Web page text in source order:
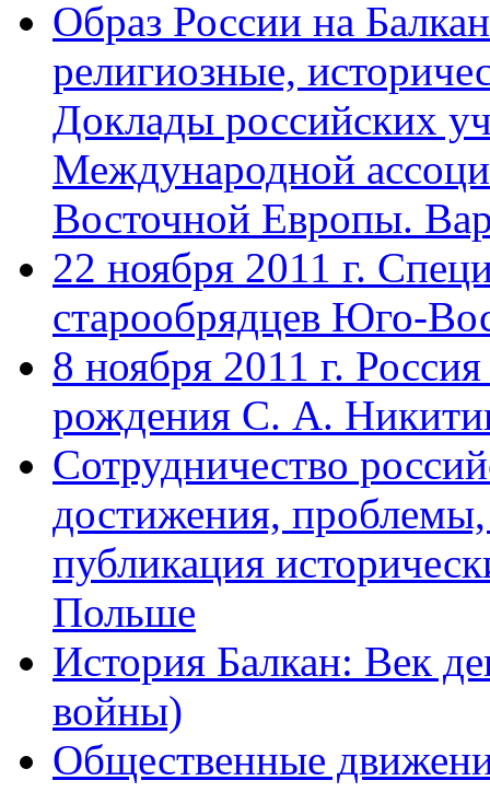
Образ России на
религиозные,
Доклады российских
Международной
Восточной Европы.
22 ноября 2011 г.
старообрядцев Юго-
8 ноября 2011 г.
рождения С. А.
Сотрудничество
достижения,
публикация
Польше
История Балкан: Век
войны)
Общественные